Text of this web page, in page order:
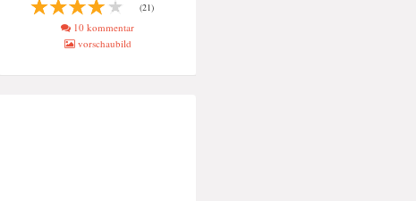
(21)
10 kommentar
vorschaubild